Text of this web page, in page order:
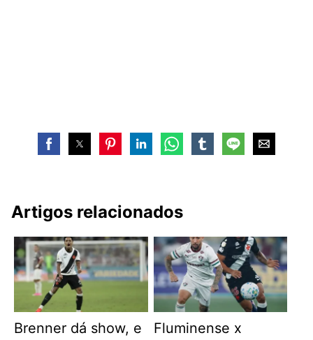
Artigos relacionados
Brenner dá show, e
Fluminense x